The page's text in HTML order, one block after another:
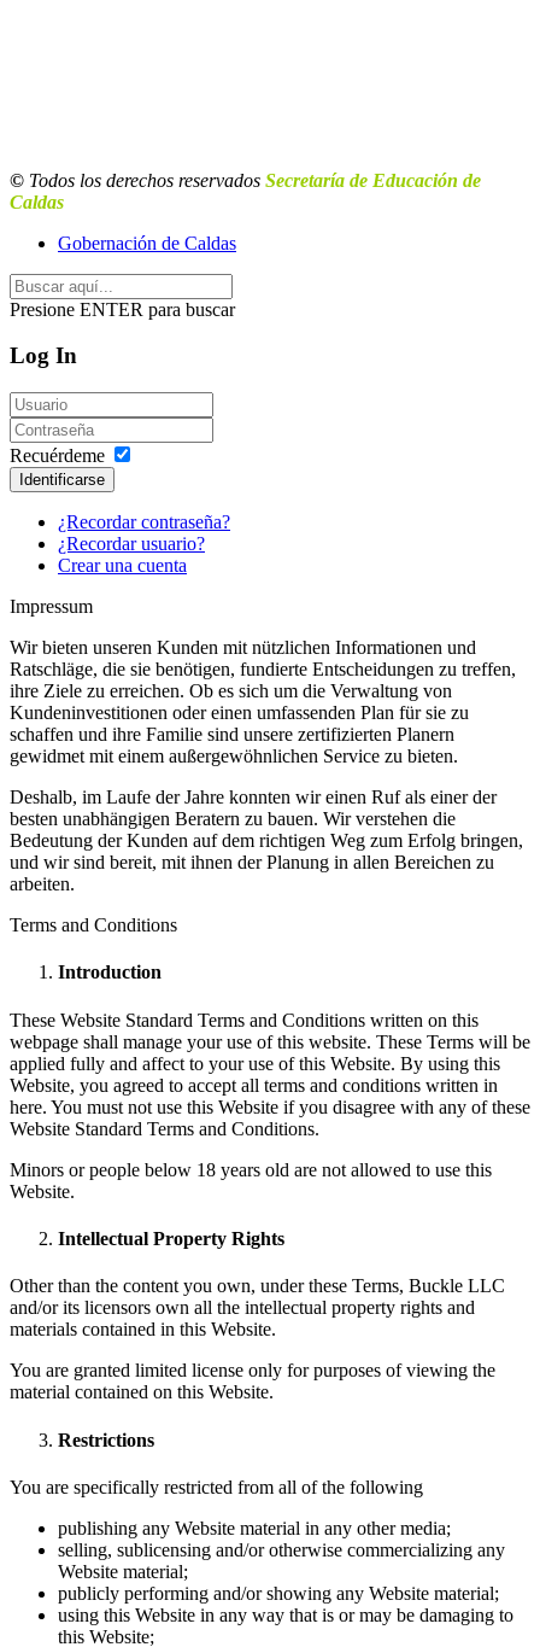
© Todos los derechos reservados Secretaría de Educación de
Caldas
Gobernación de Caldas
Presione ENTER para buscar
Log In
Recuérdeme
Identificarse
¿Recordar contraseña?
¿Recordar usuario?
Crear una cuenta
Impressum
Wir bieten unseren Kunden mit nützlichen Informationen und
Ratschläge, die sie benötigen, fundierte Entscheidungen zu treffen,
ihre Ziele zu erreichen. Ob es sich um die Verwaltung von
Kundeninvestitionen oder einen umfassenden Plan für sie zu
schaffen und ihre Familie sind unsere zertifizierten Planern
gewidmet mit einem außergewöhnlichen Service zu bieten.
Deshalb, im Laufe der Jahre konnten wir einen Ruf als einer der
besten unabhängigen Beratern zu bauen. Wir verstehen die
Bedeutung der Kunden auf dem richtigen Weg zum Erfolg bringen,
und wir sind bereit, mit ihnen der Planung in allen Bereichen zu
arbeiten.
Terms and Conditions
Introduction
These Website Standard Terms and Conditions written on this
webpage shall manage your use of this website. These Terms will be
applied fully and affect to your use of this Website. By using this
Website, you agreed to accept all terms and conditions written in
here. You must not use this Website if you disagree with any of these
Website Standard Terms and Conditions.
Minors or people below 18 years old are not allowed to use this
Website.
Intellectual Property Rights
Other than the content you own, under these Terms, Buckle LLC
and/or its licensors own all the intellectual property rights and
materials contained in this Website.
You are granted limited license only for purposes of viewing the
material contained on this Website.
Restrictions
You are specifically restricted from all of the following
publishing any Website material in any other media;
selling, sublicensing and/or otherwise commercializing any
Website material;
publicly performing and/or showing any Website material;
using this Website in any way that is or may be damaging to
this Website;